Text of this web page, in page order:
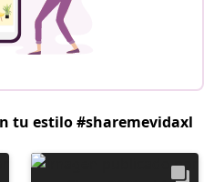
tu estilo #sharemevidaxl